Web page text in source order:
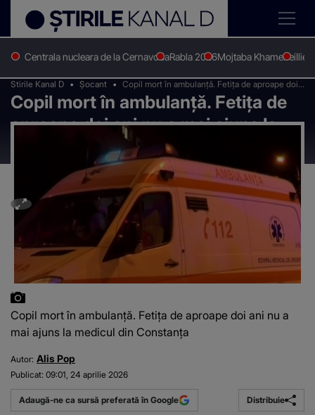
Centrala nucleara de la CernavodaRabla 2026Mojtaba KhameneiIlie
Stirile Kanal D Șocant
Copil mort în ambulanță. Fetița de aproape doi
ani nu a mai ajuns la medicul din Constanța
Copil mort în ambulanță. Fetița de
aproape doi ani nu a mai ajuns la
medicul din Constanța
Copil mort în ambulanță. Fetița de aproape doi ani nu a
mai ajuns la medicul din Constanța
Autor: Alis Pop
Publicat: 09:01, 24 aprilie 2026
Adaugă-ne ca sursă preferată în Google Distribuie